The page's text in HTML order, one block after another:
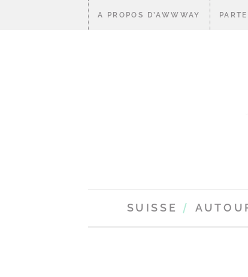
A PROPOS D’AWWWAY
SUISSE